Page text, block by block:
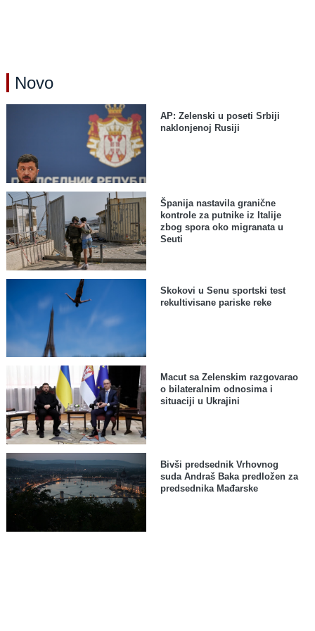
Novo
AP: Zelenski u poseti Srbiji
naklonjenoj Rusiji
Španija nastavila granične
kontrole za putnike iz Italije
zbog spora oko migranata u
Seuti
Skokovi u Senu sportski test
rekultivisane pariske reke
Macut sa Zelenskim razgovarao
o bilateralnim odnosima i
situaciji u Ukrajini
Bivši predsednik Vrhovnog
suda Andraš Baka predložen za
predsednika Mađarske